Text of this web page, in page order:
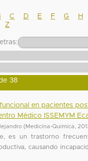
C D E F G H
Z
38
en pacientes
Médico ISSEMYM
(Medicina-Quimica
es un trastorno
causando